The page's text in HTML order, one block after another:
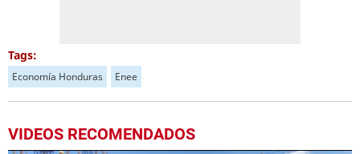
Tags:
Economía Honduras Enee
VIDEOS RECOMENDADOS